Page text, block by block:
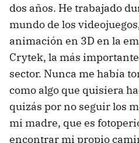
dos años. He trabajado
mundo de los
animación en 3D en la
Crytek, la más
sector. Nunca me había
como algo que quisiera
quizás por no seguir los
mi madre, que es
encontrar mi propio